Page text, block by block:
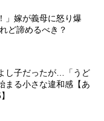
」嫁が義母に怒り爆
ど諦めるべき？
し子だったが…「うど
まる小さな違和感【あ